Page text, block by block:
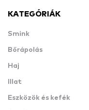
KATEGÓRIÁK
Smink
Bőrápolás
Haj
Illat
Eszközök és kefék